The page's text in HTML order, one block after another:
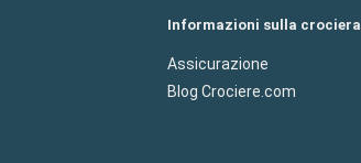
Informazioni sulla crociera
Assicurazione
Blog Crociere.com